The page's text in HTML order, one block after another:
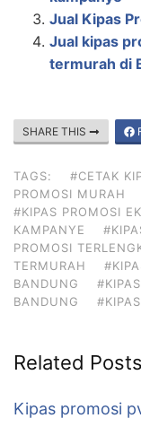
Jual Kipas
Jual kipas
termurah di
SHARE THIS
TAGS: #CETAK
PROMOSI MURAH
#KIPAS PROMOSI
KAMPANYE
PROMOSI
TERMURAH
BANDUNG
BANDUNG
Related Posts
Kipas promosi